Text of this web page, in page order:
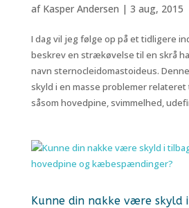
af Kasper Andersen | 3 aug, 2015
I dag vil jeg følge op på et tidligere
beskrev en strækøvelse til en skrå
navn sternocleidomastoideus.
skyld i en masse problemer
såsom hovedpine, svimmelhed,
Kunne din nakke være skyld i